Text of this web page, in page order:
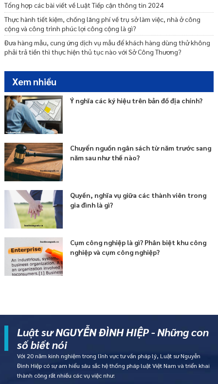
Tổng hợp các bài viết về Luật Tiếp cận thông tin 2024
Thực hành tiết kiệm, chống lãng phí về trụ sở làm việc, nhà ở công
cộng và công trình phúc lợi công cộng là gì?
Đưa hàng mẫu, cung ứng dịch vụ mẫu để khách hàng dùng thử không
phải trả tiền thì thực hiện thủ tục nào với Sở Công Thương?
Xem nhiều
Ý nghĩa các ký hiệu trên bản đồ địa chính?
Chuyển nguồn ngân sách từ năm trước sang
năm sau như thế nào?
Quyền, nghĩa vụ giữa các thành viên trong
gia đình là gì?
Cụm công nghiệp là gì? Phân biệt khu công
nghiệp và cụm công nghiệp?
Luật sư NGUYỄN ĐÌNH HIỆP - Những con
số biết nói
Với 20 năm kinh nghiệm trong lĩnh vực tư vấn pháp lý, Luật sư Nguyễn
Đình Hiệp có sự am hiểu sâu sắc hệ thống pháp luật Việt Nam và triển khai
thành công rất nhiều các vụ việc như: